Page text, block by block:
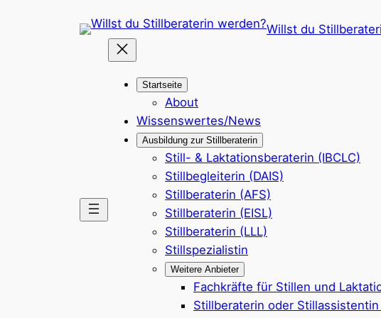
Willst du
Startseite
About
Wissenswertes/News
Ausbildung zur Stillberaterin
Still- & Laktationsberaterin (IBCLC)
Stillbegleiterin (DAIS)
Stillberaterin (AFS)
Stillberaterin (EISL)
Stillberaterin (LLL)
Stillspezialistin
Weitere Anbieter
Fachkräfte für Stillen und
Stillberaterin oder